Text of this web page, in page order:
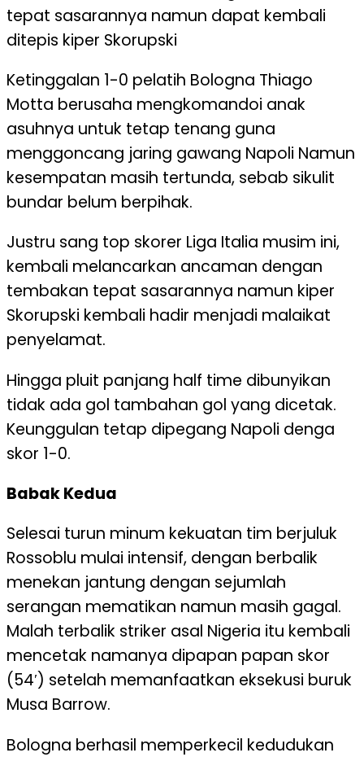
tepat sasarannya namun dapat kembali
ditepis kiper Skorupski
Ketinggalan 1-0 pelatih Bologna Thiago
Motta berusaha mengkomandoi anak
asuhnya untuk tetap tenang guna
menggoncang jaring gawang Napoli Namun
kesempatan masih tertunda, sebab sikulit
bundar belum berpihak.
Justru sang top skorer Liga Italia musim ini,
kembali melancarkan ancaman dengan
tembakan tepat sasarannya namun kiper
Skorupski kembali hadir menjadi malaikat
penyelamat.
Hingga pluit panjang half time dibunyikan
tidak ada gol tambahan gol yang dicetak.
Keunggulan tetap dipegang Napoli denga
skor 1-0.
Babak Kedua
Selesai turun minum kekuatan tim berjuluk
Rossoblu mulai intensif, dengan berbalik
menekan jantung dengan sejumlah
serangan mematikan namun masih gagal.
Malah terbalik striker asal Nigeria itu kembali
mencetak namanya dipapan papan skor
(54′) setelah memanfaatkan eksekusi buruk
Musa Barrow.
Bologna berhasil memperkecil kedudukan